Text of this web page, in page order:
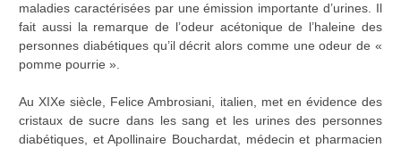
maladies caractérisées par une émission importante d’urines. Il
fait aussi la remarque de l’odeur acétonique de l’haleine des
personnes diabétiques qu’il décrit alors comme une odeur de «
pomme pourrie ».
Au XIXe siècle, Felice Ambrosiani, italien, met en évidence des
cristaux de sucre dans les sang et les urines des personnes
diabétiques, et Apollinaire Bouchardat, médecin et pharmacien